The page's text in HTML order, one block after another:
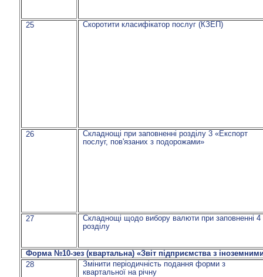
25 Скоротити класифікатор послуг (КЗЕП)
26
Складнощі при заповненні розділу 3 «Експорт
послуг, пов'язаних з подорожами»
27
Складнощі щодо вибору валюти при заповненні 4
розділу
Форма №10-зез (квартальна) «Звіт підприємства з
28
Змінити періодичність подання форми з
квартальної на річну